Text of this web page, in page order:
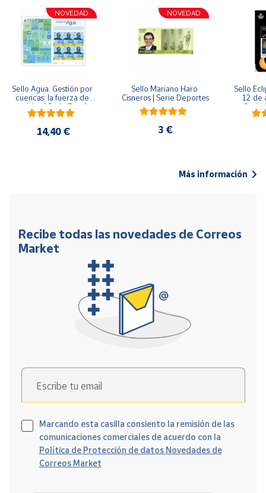
NOVEDAD
Sello Agua. Gestión por
cuencas: la fuerza de
una idea.| Serie España
ES| Pliego Premium
14,40 €
NOVEDAD
Sello Mariano Haro
Cisneros | Serie Deportes
3 €
Sello
12 de
Serie
Más información
Recibe todas las novedades de Correos
Market
Escribe tu email
Marcando esta casilla consiento la remisión de las
comunicaciones comerciales de acuerdo con la
Política de Protección de datos Novedades de
Correos Market